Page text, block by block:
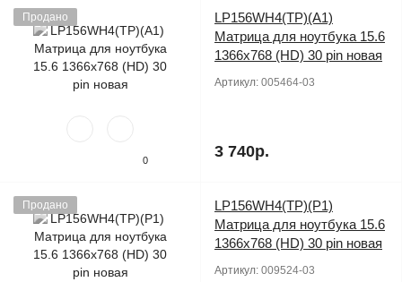
Продано
0
LP156WH4(TP)(A1)
Матрица для ноутбука 15.6
1366x768 (HD) 30 pin новая
Артикул: 005464-03
3 740р.
Продано
LP156WH4(TP)(P1)
Матрица для ноутбука 15.6
1366x768 (HD) 30 pin новая
Артикул: 009524-03